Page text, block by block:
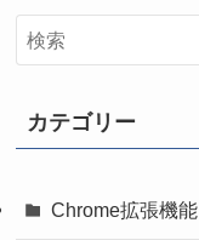
カテゴリー
Chrome拡張機能